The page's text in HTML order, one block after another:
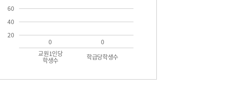
20
40
60
교원1인당
학생수 학급당학생수
0 0